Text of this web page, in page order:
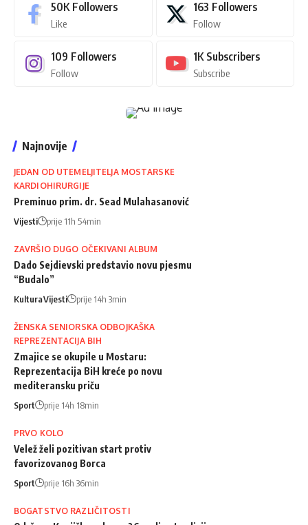
50K Followers
Like
163 Followers
Follow
109 Followers
Follow
1K Subscribers
Subscribe
Najnovije
JEDAN OD UTEMELJITELJA MOSTARSKE
KARDIOHIRURGIJE
Preminuo prim. dr. Sead Mulahasanović
Vijesti prije 11h 54min
ZAVRŠIO DUGO OČEKIVANI ALBUM
Dado Sejdievski predstavio novu pjesmu
“Budalo”
KulturaVijesti prije 14h 3min
ŽENSKA SENIORSKA ODBOJKAŠKA
REPREZENTACIJA BIH
Zmajice se okupile u Mostaru:
Reprezentacija BiH kreće po novu
mediteransku priču
Sport prije 14h 18min
PRVO KOLO
Velež želi pozitivan start protiv
favorizovanog Borca
Sport prije 16h 36min
BOGATSTVO RAZLIČITOSTI